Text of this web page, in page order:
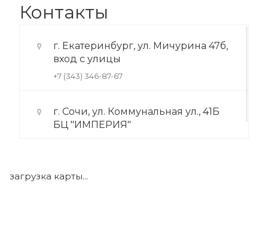
Контакты
г. Екатеринбург, ул. Мичурина 47б,
вход с улицы
+7 (343) 346-87-67
г. Сочи, ул. Коммунальная ул., 41Б
БЦ "ИМПЕРИЯ"
загрузка карты...